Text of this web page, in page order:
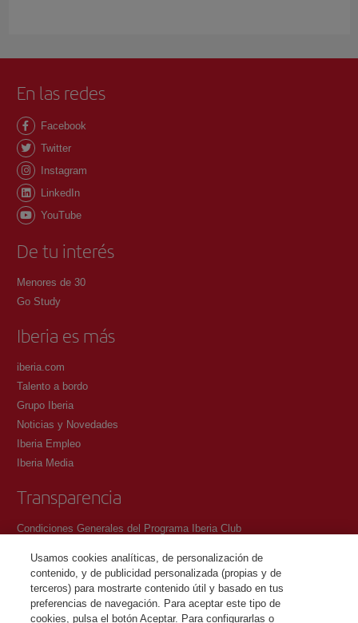
En las redes
Facebook
Twitter
Instagram
LinkedIn
YouTube
De tu interés
Menores de 30
Go Study
Iberia es más
iberia.com
Talento a bordo
Grupo Iberia
Noticias y Novedades
Iberia Empleo
Iberia Media
Transparencia
Condiciones Generales del Programa Iberia Club
Política de protección de datos personales
Gestión y Política de cookies
Contacto
Usamos cookies analíticas, de personalización de
contenido, y de publicidad personalizada (propias y de
terceros) para mostrarte contenido útil y basado en tus
preferencias de navegación. Para aceptar este tipo de
cookies, pulsa el botón Aceptar. Para configurarlas o